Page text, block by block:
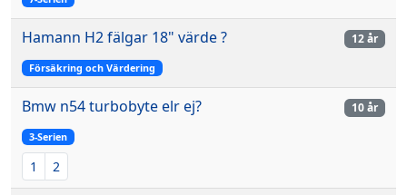
Hamann H2 fälgar 18" värde ?
Försäkring och Värdering
12 år
Bmw n54 turbobyte elr ej?
3-Serien
1 2
10 år